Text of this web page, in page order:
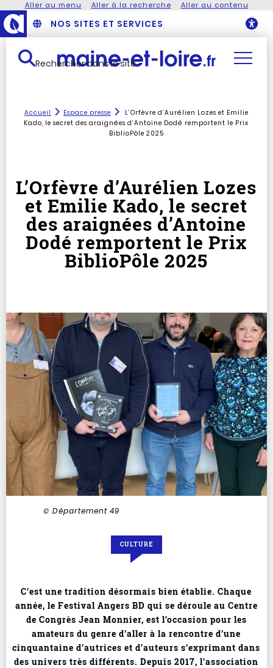
Aller au menu Aller à la recherche Aller au contenu
NOS SITES ET SERVICES
Rechercher dans le site
Accueil Espace presse
L’Orfèvre d’Aurélien Lozes et Emilie
Kado, le secret des araignées d’Antoine Dodé remportent le Prix
BiblioPôle 2025
L’Orfèvre d’Aurélien Lozes
et Emilie Kado, le secret
des araignées d’Antoine
Dodé remportent le Prix
BiblioPôle 2025
© Département 49
CULTURE
C’est une tradition désormais bien établie. Chaque
année, le Festival Angers BD qui se déroule au Centre
de Congrès Jean Monnier, est l’occasion pour les
amateurs du genre d’aller à la rencontre d’une
cinquantaine d’autrices et d’auteurs s’exprimant dans
des univers très différents. Depuis 2017, l’association